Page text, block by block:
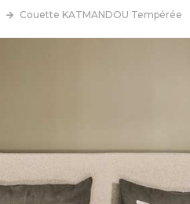
Couette KATMANDOU Tempérée